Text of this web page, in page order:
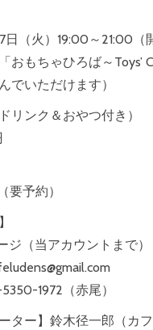
日（火）19:00～21:00（
おもちゃひろば～Toys’
でいただけます）
リンク＆おやつ付き）
要予約）
（当アカウントまで）
1972（赤尾）
ター】鈴木径一郎（カフ